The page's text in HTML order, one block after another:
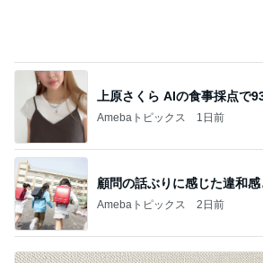
顧問の話ぶりに感じた違和感
Amebaトピックス 2日前